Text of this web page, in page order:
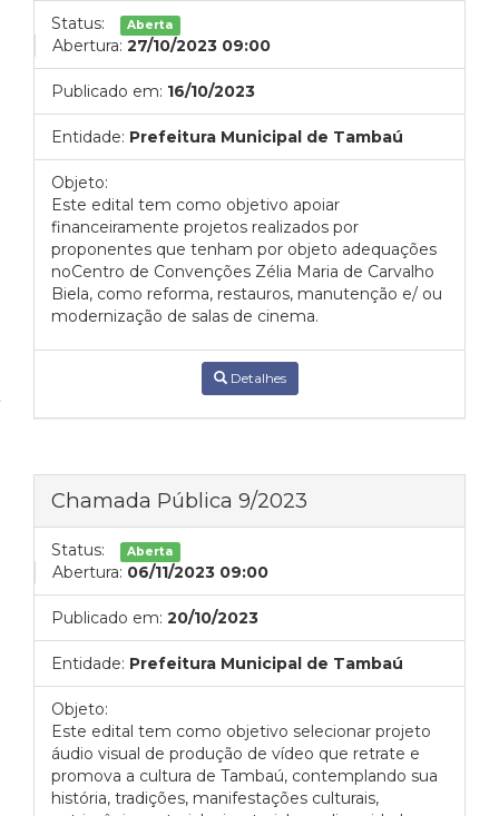
Status: Aberta
Abertura: 27/10/2023 09:00
Publicado em: 16/10/2023
Entidade: Prefeitura Municipal de Tambaú
Objeto:
Este edital tem como objetivo apoiar
financeiramente projetos realizados por
proponentes que tenham por objeto adequações
noCentro de Convenções Zélia Maria de Carvalho
Biela, como reforma, restauros, manutenção e/ ou
modernização de salas de cinema.
Detalhes
Chamada Pública 9/2023
Status: Aberta
Abertura: 06/11/2023 09:00
Publicado em: 20/10/2023
Entidade: Prefeitura Municipal de Tambaú
Objeto:
Este edital tem como objetivo selecionar projeto
áudio visual de produção de vídeo que retrate e
promova a cultura de Tambaú, contemplando sua
história, tradições, manifestações culturais,